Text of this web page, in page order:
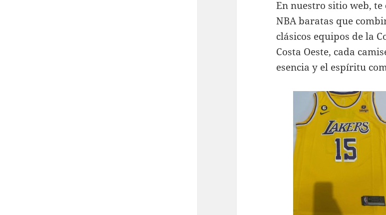
En nuestro sitio web,
NBA baratas que
clásicos equipos de la
Costa Oeste, cada
esencia y el espíritu